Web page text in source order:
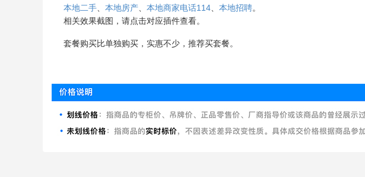
本地二手
本地房产 本地商家电话114 本地招聘。
相关效果截图，请点击对应插件查看。
套餐购买比单独购买，实惠不少，推荐买套餐。